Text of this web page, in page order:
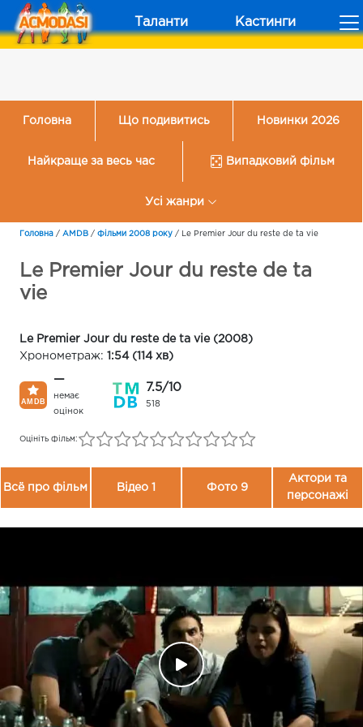
Таланти Кастинги
Головна Що подивитись Новинки 2026
Найкраще за весь час Випадковий фільм
Усі жанри
Головна / AMDB / Фільми 2008 року / Le Premier Jour du reste de ta vie
Le Premier Jour du reste de ta
vie
Le Premier Jour du reste de ta vie (2008)
Хронометраж: 1:54 (114 хв)
—
немає
оцінок
7.5/10
518
Оцініть фільм:
Всё про фільм Відео 1 Фото 9
Актори та
персонажі